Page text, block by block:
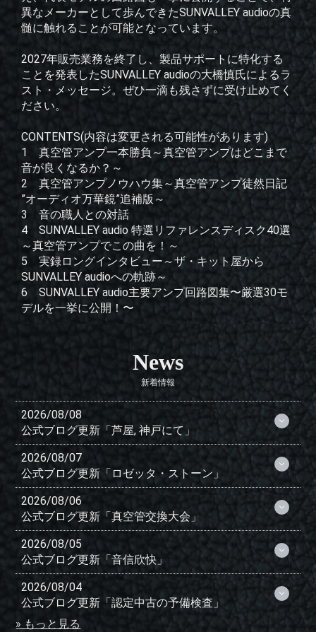
異なメーカーとして歩んできたSUNVALLEY audioの真
髄に触れることが可能となっています。
2027年販売業務を終了し、製品サポートに特化する
ことを発表したSUNVALLEY audioの大橋慎氏によるラ
スト・メッセージ。ぜひ一滴も残さずに受け止めてく
ださい。
CONTENTS(内容は変更される可能性があります)
1 真空管アンプ一本勝負～真空管アンプはどこまで
音が良くなるか？～
2 真空管アンプノウハウ集～真空管アンプ徒然日記
”オーディオ万華鏡”追補版～
3 音の職人との対話
4 SUNVALLEY audio 特選リファレンスディスク40選
～真空管アンプでこの曲を！～
5 実録ロングインタビュー～ザ・キット屋から
SUNVALLEY audioへの軌跡～
6 SUNVALLEY audio主要アンプ回路図集〜厳選30モ
デルを一挙に公開！〜
News
新着情報
2026/08/08
公式ブログ更新「芦屋, 神戸にて」
2026/08/07
公式ブログ更新「ロゼッタ・ストーン」
2026/08/06
公式ブログ更新「真空管交換大会」
2026/08/05
公式ブログ更新「音信欣快」
2026/08/04
公式ブログ更新「認定中古の予備検査」
» もっと見る